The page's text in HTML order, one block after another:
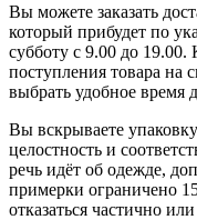
Вы можете заказать
который прибудет по
субботу с 9.00 до 19.00.
поступления товара на
выбрать удобное время
Вы вскрываете
целостность и
речь идёт об одежде,
примерки ограничено
отказаться частично